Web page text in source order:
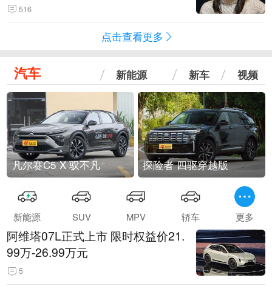
516
点击查看更多
汽车 新能源 新车 视频
凡尔赛C5 X 驭不凡 探险者 四驱穿越版
新能源 SUV MPV 轿车 更多
阿维塔07L正式上市 限时权益价21.
99万-26.99万元
5